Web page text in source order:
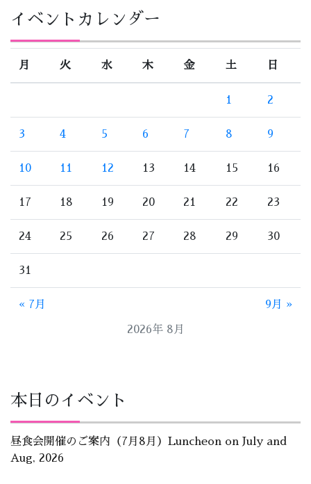
イベントカレンダー
2026年 8月
月 火 水 木 金 土 日
1 2
3 4 5 6 7 8 9
10 11 12 13 14 15 16
17 18 19 20 21 22 23
24 25 26 27 28 29 30
31
« 7月 9月 »
本日のイベント
昼食会開催のご案内（7月8月）Luncheon on July and
Aug, 2026